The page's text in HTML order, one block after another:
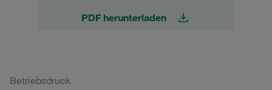
PDF herunterladen
Betriebsdruck